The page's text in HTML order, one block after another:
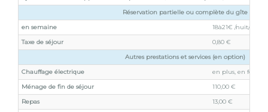
Réservation partielle ou complète du gîte
en semaine
18à21€ /nuit/
Taxe de séjour
0,80 €
Autres prestations et services (en option)
Chauffage électrique
en plus, en
Ménage de fin de séjour
110,00 €
Repas
13,00 €